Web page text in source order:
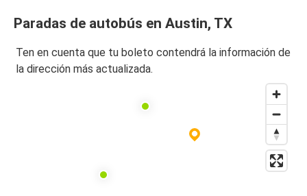
Paradas de autobús en Austin, TX
Ten en cuenta que tu boleto contendrá la información de
la dirección más actualizada.